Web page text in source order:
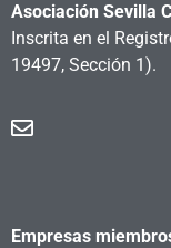
Asociación Sevilla
Inscrita en el
19497, Sección 1).
Empresas